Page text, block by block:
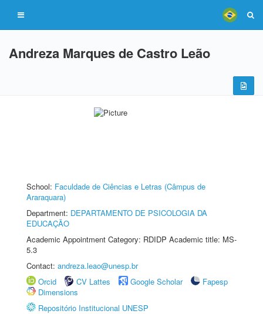
Andreza Marques de Castro Leão
School: Faculdade de Ciências e Letras (Câmpus de
Araraquara)
Department: DEPARTAMENTO DE PSICOLOGIA DA
EDUCAÇÃO
Academic Appointment Category: RDIDP Academic title: MS-
5.3
Contact: andreza.leao@unesp.br
Orcid
CV Lattes Google Scholar
Fapesp
Dimensions
Repositório Institucional UNESP